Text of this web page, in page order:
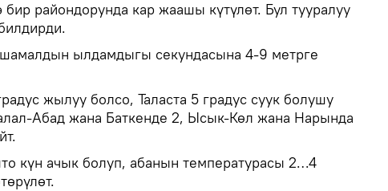
райондорунда кар жаашы күтүлөт. Бул тууралуу
ылдамдыгы секундасына 4-9 метрге
жылуу болсо, Таласта 5 градус суук болушу
Абад жана Баткенде 2, Ысык-Көл жана Нарында
күн ачык болуп, абанын температурасы 2…4